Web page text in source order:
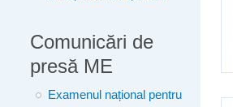
Comunicări de
presă ME
Examenul național pentru